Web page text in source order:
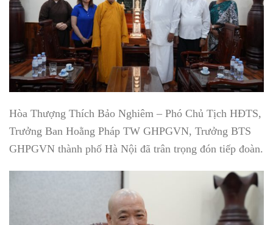
Hòa Thượng Thích Bảo Nghiêm – Phó Chủ Tịch HĐTS,
Trưởng Ban Hoằng Pháp TW GHPGVN, Trưởng BTS
GHPGVN thành phố Hà Nội đã trân trọng đón tiếp đoàn.